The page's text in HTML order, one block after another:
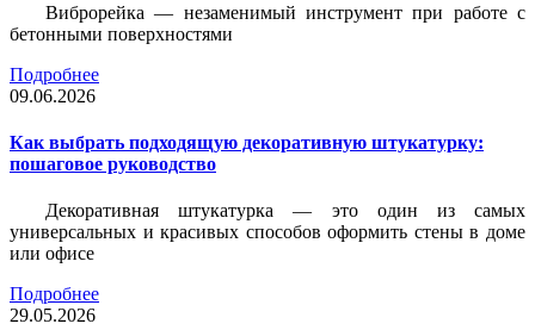
Виброрейка — незаменимый инструмент при работе с
бетонными поверхностями
Подробнее
09.06.2026
Как выбрать подходящую декоративную штукатурку:
пошаговое руководство
Декоративная штукатурка — это один из самых
универсальных и красивых способов оформить стены в доме
или офисе
Подробнее
29.05.2026